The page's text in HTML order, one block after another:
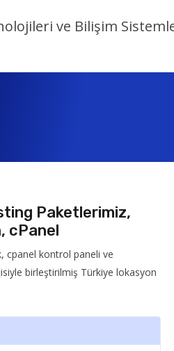
Paketlerimiz,
cPanel
cpanel kontrol paneli ve
birleştirilmiş Türkiye lokasyon